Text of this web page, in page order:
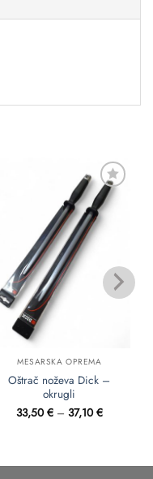
Dodaj
u
favorite
MESARSKA OPREMA
Oštrač noževa Dick –
okrugli
33,50€ – 37,10€Raspon
37,10 €